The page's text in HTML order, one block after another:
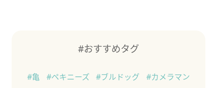
#おすすめタグ
#亀 #ペキニーズ #ブルドッグ
#カメラマン